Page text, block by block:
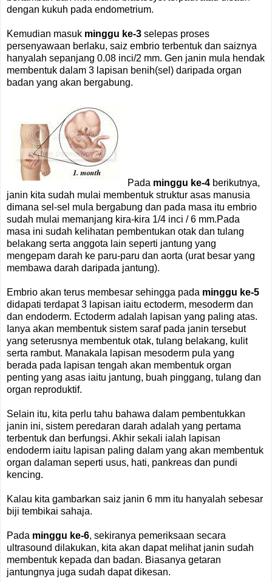
dengan kukuh pada endometrium.
Kemudian masuk minggu ke-3 selepas proses
persenyawaan berlaku, saiz embrio terbentuk dan saiznya
hanyalah sepanjang 0.08 inci/2 mm. Gen janin mula hendak
membentuk dalam 3 lapisan benih(sel) daripada organ
badan yang akan bergabung.
Pada minggu ke-4 berikutnya,
janin kita sudah mulai membentuk struktur asas manusia
dimana sel-sel mula bergabung dan pada masa itu embrio
sudah mulai memanjang kira-kira 1/4 inci / 6 mm.Pada
masa ini sudah kelihatan pembentukan otak dan tulang
belakang serta anggota lain seperti jantung yang
mengepam darah ke paru-paru dan aorta (urat besar yang
membawa darah daripada jantung).
Embrio akan terus membesar sehingga pada minggu ke-5
didapati terdapat 3 lapisan iaitu ectoderm, mesoderm dan
dan endoderm. Ectoderm adalah lapisan yang paling atas.
Ianya akan membentuk sistem saraf pada janin tersebut
yang seterusnya membentuk otak, tulang belakang, kulit
serta rambut. Manakala lapisan mesoderm pula yang
berada pada lapisan tengah akan membentuk organ
penting yang asas iaitu jantung, buah pinggang, tulang dan
organ reproduktif.
Selain itu, kita perlu tahu bahawa dalam pembentukkan
janin ini, sistem peredaran darah adalah yang pertama
terbentuk dan berfungsi. Akhir sekali ialah lapisan
endoderm iaitu lapisan paling dalam yang akan membentuk
organ dalaman seperti usus, hati, pankreas dan pundi
kencing.
Kalau kita gambarkan saiz janin 6 mm itu hanyalah sebesar
biji tembikai sahaja.
Pada minggu ke-6, sekiranya pemeriksaan secara
ultrasound dilakukan, kita akan dapat melihat janin sudah
membentuk kepada dan badan. Biasanya getaran
jantungnya juga sudah dapat dikesan.